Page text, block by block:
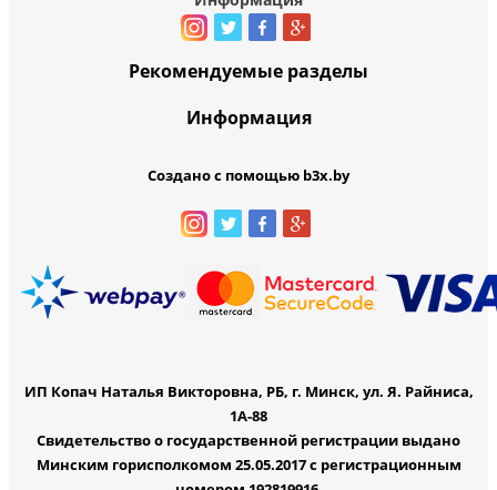
Рекомендуемые разделы
Информация
Создано с помощью b3x.by
ИП Копач Наталья Викторовна, РБ, г. Минск, ул. Я. Райниса,
1А-88
Свидетельство о государственной регистрации выдано
Минским горисполкомом 25.05.2017 с регистрационным